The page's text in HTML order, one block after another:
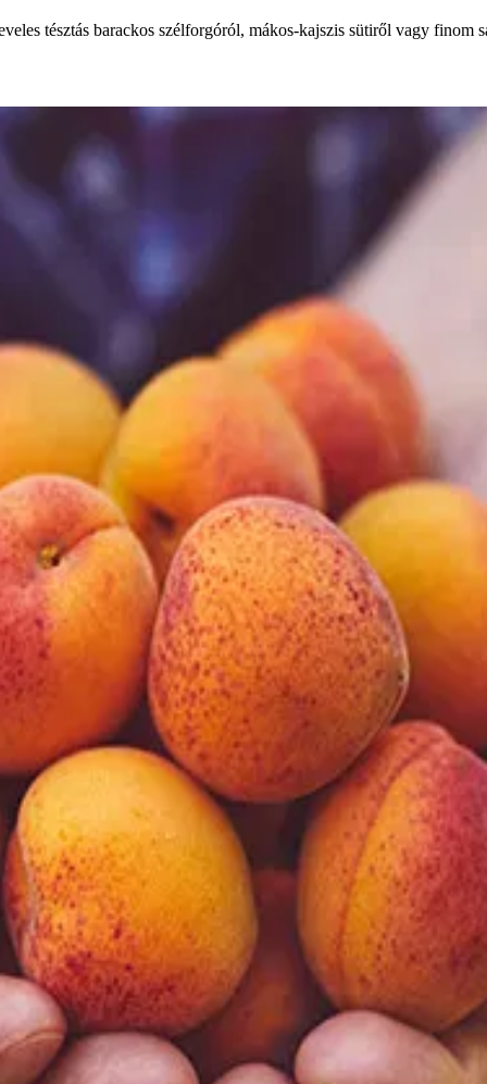
tésztás barackos szélforgóról, mákos-kajszis sütiről vagy